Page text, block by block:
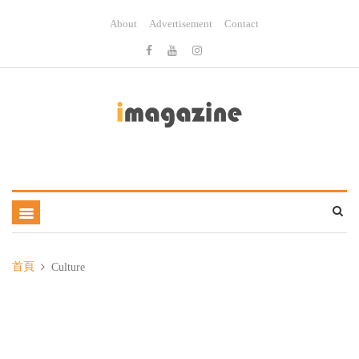
About Advertisement Contact
首頁 Culture